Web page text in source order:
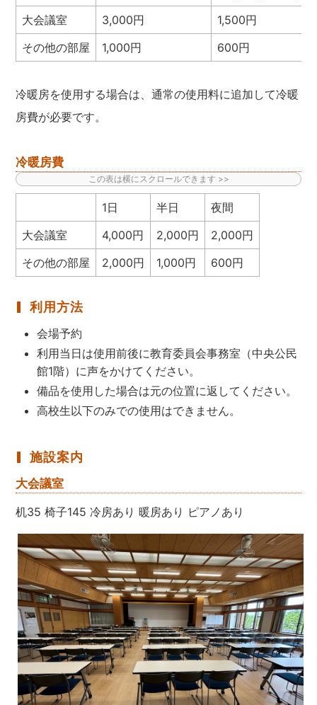
大会議室
3,000円
1,500円
その他の部屋
1,000円 600円
冷暖房を使用する場合は、通常の使用料に追加して冷暖
房費が必要です。
冷暖房費
1日 半日
夜間
大会議室
4,000円 2,000円
2,000円
その他の部屋
2,000円 1,000円 600円
利用方法
会場予約
利用当日は使用前後に教育委員会事務室（中央公民
館1階）に声をかけてください。
備品を使用した場合は元の位置に返してください。
高校生以下のみでの使用はできません。
施設案内
大会議室
机35 椅子145 冷房あり 暖房あり ピアノあり